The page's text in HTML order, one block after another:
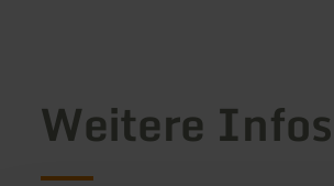
Weitere Infos